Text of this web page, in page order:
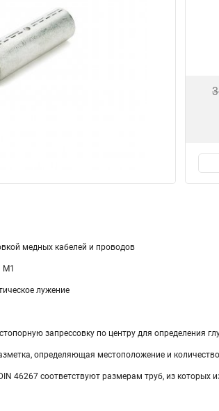
медных ка­бе­лей и про­во­дов
М1
лужение
запрессовку по центру для определения
определяющая местоположение и
46267 соответствуют размерам труб, из которых